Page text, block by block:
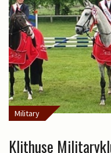
Military
Klithuse